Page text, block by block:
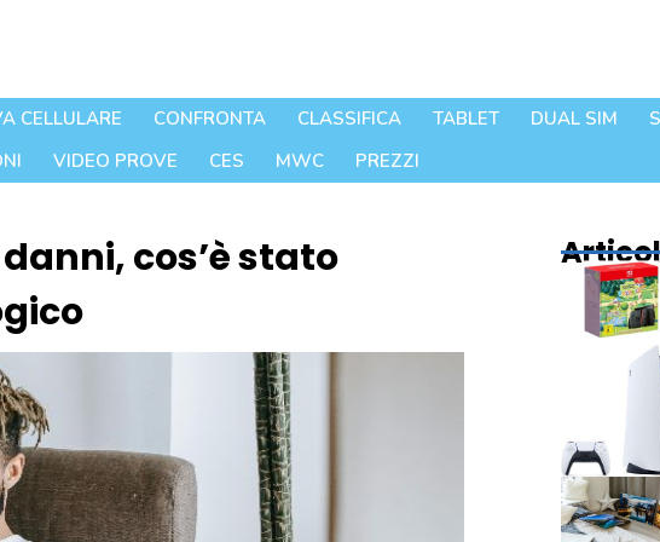
CELLULARE CONFRONTA CLASSIFICA TABLET DUAL SIM
VIDEO PROVE CES MWC PREZZI
cos’è stato